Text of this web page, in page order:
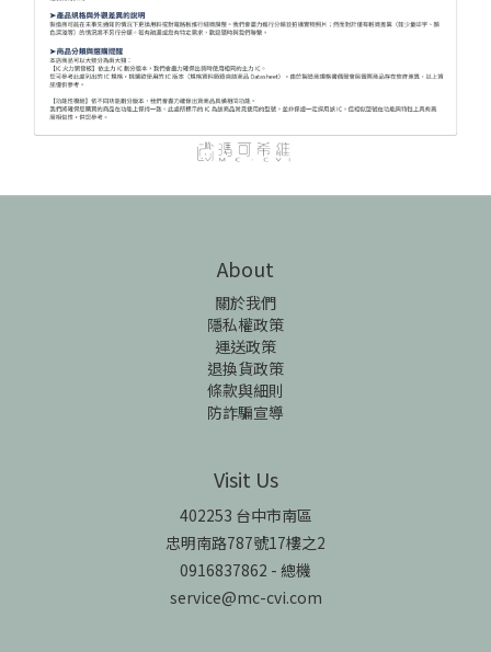
About
關於我們
隱私權政策
運送政策
退換貨政策
條款與細則
防詐騙宣導
Visit Us
402253 台中市南區
忠明南路787號17樓之2
0916837862 - 總機
service@mc-cvi.com